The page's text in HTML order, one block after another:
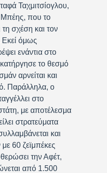
Ταχμιτσίογλου,
Μπέης, που το
τη σχέση και τον
Εκεί όμως
ενάντια στο
το θεσμό
αρνείται και
Παράλληλα, ο
στο
με αποτέλεσμα
στρατεύματα
και
60 ζεϊμπέκες
την Αφέτ,
από 1.500